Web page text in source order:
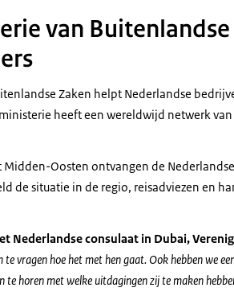
van
Zaken helpt Nederlandse
heeft een wereldwijd netwerk
Oosten ontvangen de
de situatie in de regio, reisadviezen en
Nederlandse consulaat in Dubai,
te vragen hoe het met hen gaat. Ook hebben we
te horen met welke uitdagingen zij te maken